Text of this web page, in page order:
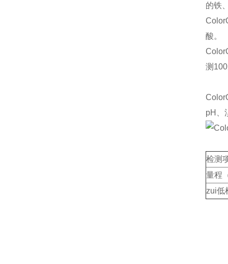
的铁
酸。
测
pH、
检测
量程
zui低